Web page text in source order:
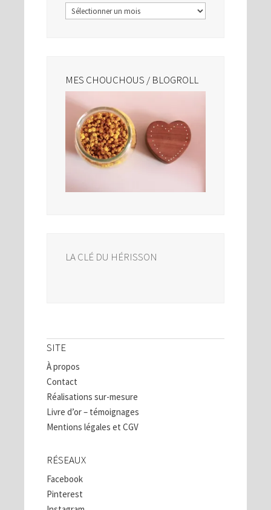
Archives
MES CHOUCHOUS / BLOGROLL
LA CLÉ DU HÉRISSON
SITE
À propos
Contact
Réalisations sur-mesure
Livre d’or – témoignages
Mentions légales et CGV
RÉSEAUX
Facebook
Pinterest